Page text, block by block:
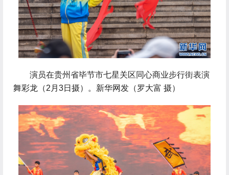
演员在贵州省毕节市七星关区同心商业步行街表演
舞彩龙（2月3日摄）。新华网发（罗大富 摄）